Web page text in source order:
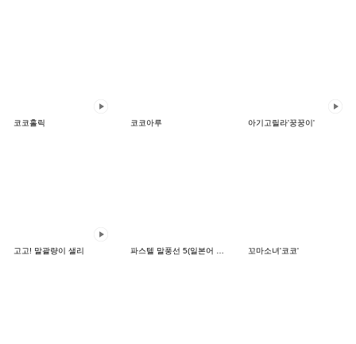
코코홀릭 코코아루 아기고릴라'꿍꿍이'
고고! 말괄량이 샐리 꼬마소녀'코코'